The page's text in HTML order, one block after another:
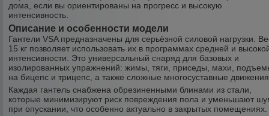
дома, если вы ориентированы на прогресс и высокую
интенсивность.
Описание и особенности модели
Гантели VSA предназначены для серьёзной силовой нагрузки.
15 кг позволяет использовать их в программах средней и
интенсивности. Это универсальный снаряд для базовых и
изолированных упражнений: жимы, тяги, приседы, махи,
на бицепс и трицепс, а также сложные многосуставные
Каждая гантель снабжена обрезиненными блинами из стали,
которые минимизируют риск повреждения пола и уменьшают
при опускании, что особенно актуально в закрытых помещениях.